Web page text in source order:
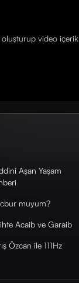
oluşturup video
Aşan Yaşam
muyum?
Acaib ve Garaib
Özcan ile 111Hz